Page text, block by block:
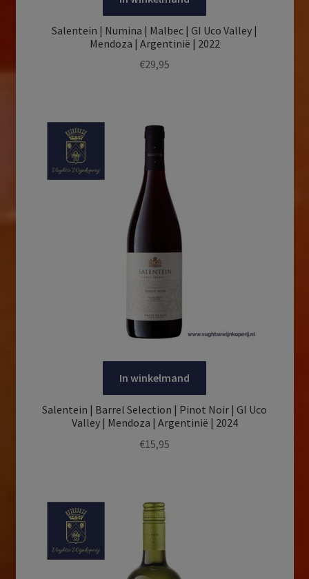
Salentein | Numina | Malbec | GI Uco Valley |
Mendoza | Argentinië | 2022
€29,95
In winkelmand
Salentein | Barrel Selection | Pinot Noir | GI Uco
Valley | Mendoza | Argentinië | 2024
€15,95